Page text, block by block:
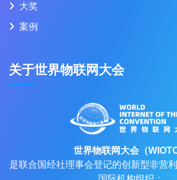
大奖
案例
关于世界物联网大会
世界物联网大会（WIOTC
是联合国经社理事会登记的创新型非营